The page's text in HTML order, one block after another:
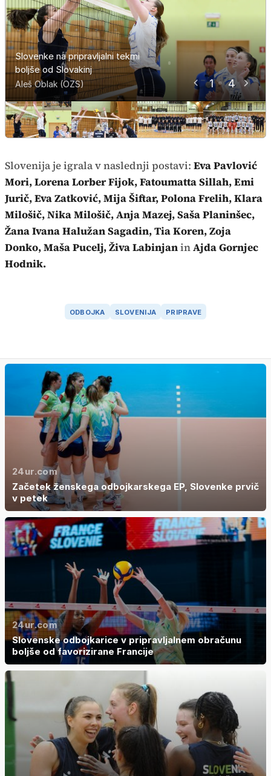
1 4
Slovenke na pripravljalni tekmi
boljše od Slovakinj
Aleš Oblak (OZS)
Slovenke na pripravljalni tekmi
boljše od Slovakinj
Aleš Oblak (OZS)
Slovenke na pripravljalni tekmi
boljše od Slovakinj
Aleš Oblak (OZS)
Slovenke na pripravljalni tekmi
boljše od Slovakinj
Aleš Oblak (OZS)
Slovenija je igrala v naslednji postavi: Eva Pavlović
Mori, Lorena Lorber Fijok, Fatoumatta Sillah, Emi
Jurič, Eva Zatković, Mija Šiftar, Polona Frelih, Klara
Milošič, Nika Milošič, Anja Mazej, Saša Planinšec,
Žana Ivana Halužan Sagadin, Tia Koren, Zoja
Donko, Maša Pucelj, Živa LabinjaninAjda Gornjec
Hodnik.
ODBOJKA SLOVENIJA PRIPRAVE
24ur.com
Začetek ženskega odbojkarskega EP, Slovenke prvič
v petek
24ur.com
Slovenske odbojkarice v pripravljalnem obračunu
boljše od favorizirane Francije